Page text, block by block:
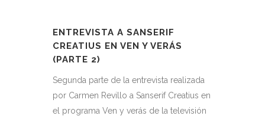
ENTREVISTA A SANSERIF
CREATIUS EN VEN Y VERÁS
(PARTE 2)
Segunda parte de la entrevista realizada
por Carmen Revillo a Sanserif Creatius en
el programa Ven y verás de la televisión